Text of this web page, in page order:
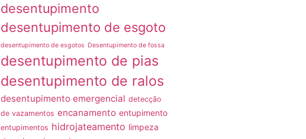
desentupimento
desentupimento de esgoto
desentupimento de esgotos Desentupimento de fossa
desentupimento de pias
desentupimento de ralos
desentupimento emergencial detecção
de vazamentos encanamento entupimento
entupimentos hidrojateamento limpeza